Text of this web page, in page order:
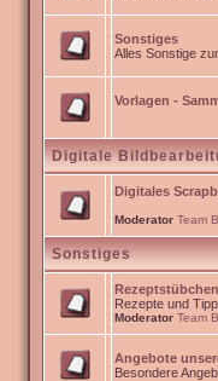
Sonstiges
Alles Sonstige
Vorlagen -
Digitale
Digitales
Moderator Team
Sonstiges
Rezeptstübchen
Rezepte und
Moderator Team
Angebote
Besondere